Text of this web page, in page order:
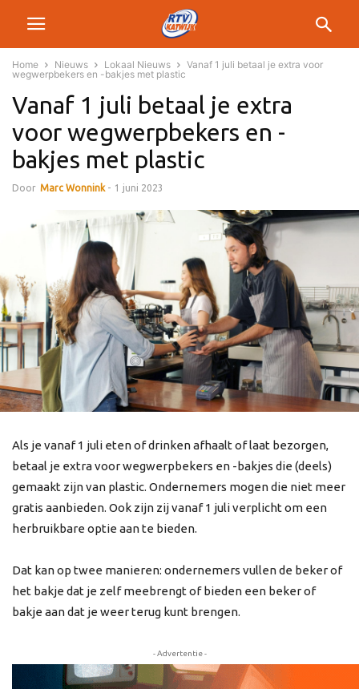
Home Nieuws Lokaal Nieuws
Vanaf 1 juli betaal je extra voor
wegwerpbekers en -bakjes met plastic
Vanaf 1 juli betaal je extra
voor wegwerpbekers en -
bakjes met plastic
Door Marc Wonnink - 1 juni 2023
Als je vanaf 1 juli eten of drinken afhaalt of laat bezorgen,
betaal je extra voor wegwerpbekers en -bakjes die (deels)
gemaakt zijn van plastic. Ondernemers mogen die niet meer
gratis aanbieden. Ook zijn zij vanaf 1 juli verplicht om een
herbruikbare optie aan te bieden.
Dat kan op twee manieren: ondernemers vullen de beker of
het bakje dat je zelf meebrengt of bieden een beker of
bakje aan dat je weer terug kunt brengen.
- Advertentie -